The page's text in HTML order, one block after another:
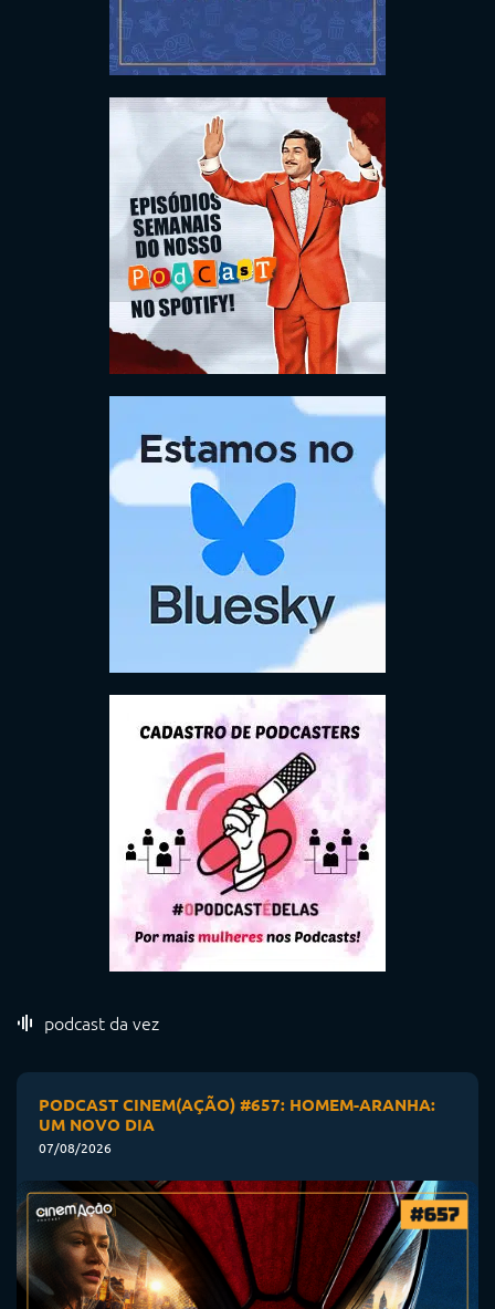
podcast da vez
PODCAST CINEM(AÇÃO) #657: HOMEM-ARANHA:
UM NOVO DIA
07/08/2026